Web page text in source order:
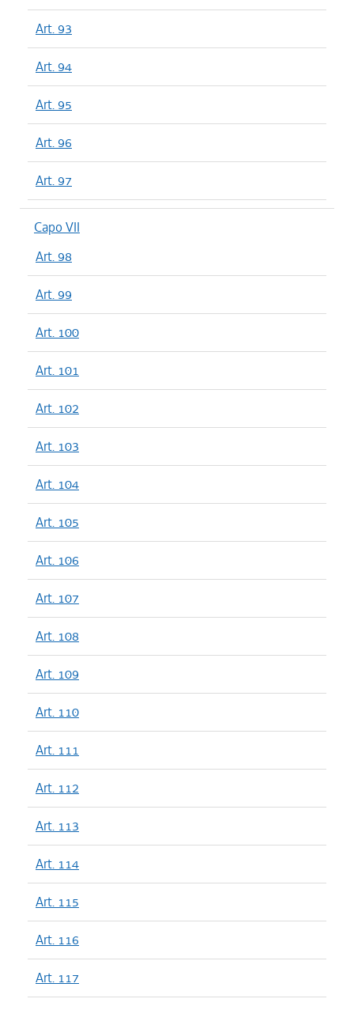
Art. 93
Art. 94
Art. 95
Art. 96
Art. 97
Capo VII
Art. 98
Art. 99
Art. 100
Art. 101
Art. 102
Art. 103
Art. 104
Art. 105
Art. 106
Art. 107
Art. 108
Art. 109
Art. 110
Art. 111
Art. 112
Art. 113
Art. 114
Art. 115
Art. 116
Art. 117